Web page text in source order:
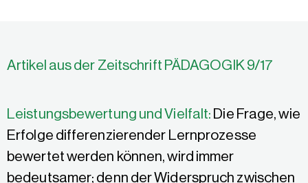
Artikel aus der Zeitschrift PÄDAGOGIK 9/17
Leistungsbewertung und Vielfalt: Die Frage, wie
Erfolge differenzierender Lernprozesse
bewertet werden können, wird immer
bedeutsamer; denn der Widerspruch zwischen